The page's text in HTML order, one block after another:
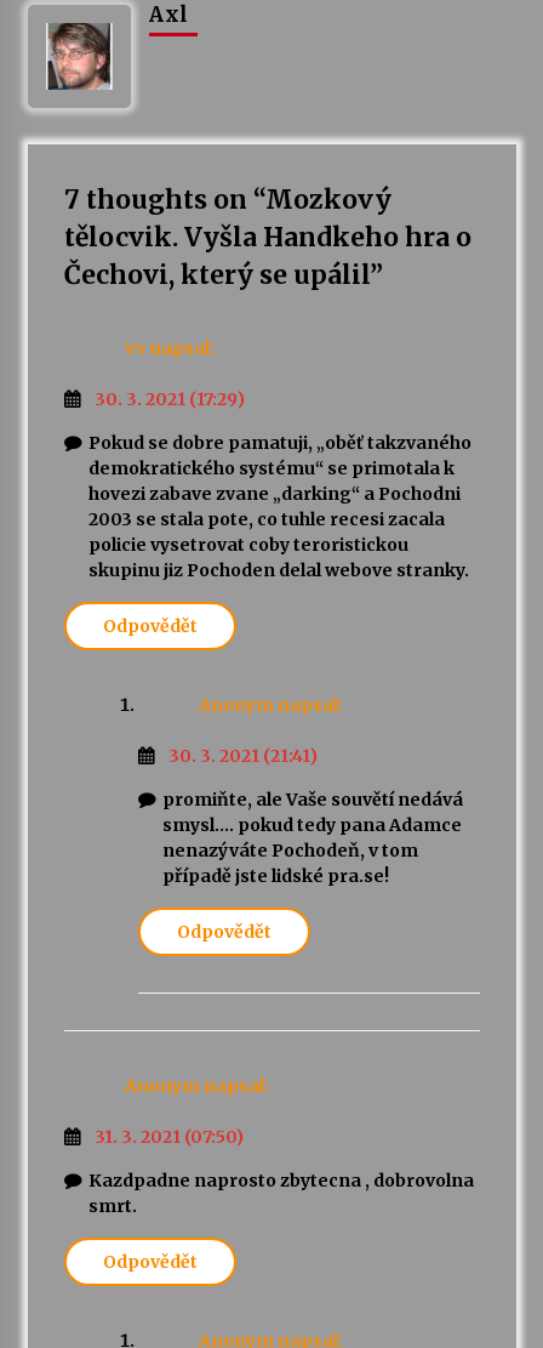
Axl
7 thoughts on “Mozkový
tělocvik. Vyšla Handkeho hra o
Čechovi, který se upálil”
vv napsal:
30. 3. 2021 (17:29)
Pokud se dobre pamatuji, „oběť takzvaného
demokratického systému“ se primotala k
hovezi zabave zvane „darking“ a Pochodni
2003 se stala pote, co tuhle recesi zacala
policie vysetrovat coby teroristickou
skupinu jiz Pochoden delal webove stranky.
Odpovědět
Anonym napsal:
30. 3. 2021 (21:41)
promiňte, ale Vaše souvětí nedává
smysl…. pokud tedy pana Adamce
nenazýváte Pochodeň, v tom
případě jste lidské pra.se!
Odpovědět
Anonym napsal:
31. 3. 2021 (07:50)
Kazdpadne naprosto zbytecna , dobrovolna
smrt.
Odpovědět
Anonym napsal: